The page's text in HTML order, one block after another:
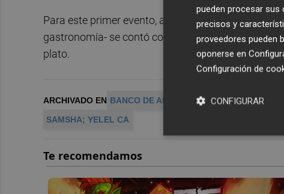
Para este primer evento, al que acudieron
gastronomía- se contó con la colaboración de
plato.
ARCHIVADO EN BANCO DE ALIMENTOS COCINA A OCHO
SAMSHA; YELEL CA
pueden procesar sus
precisos y
proveedores pueden
oponerse en
Configuración de
CONFIGURAR